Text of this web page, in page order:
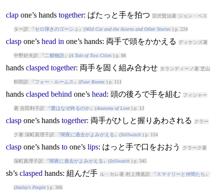
clapone’s hands together: ぱたっと手を拍つ 宮沢賢治著 ジョン・ベス
ター訳 『セロ弾きのゴーシュ 』(Wild Cat and the Acorns and Other Stories) p. 224
claspone’s head in one’s hands: 両手で頭をかかえる ディケンズ著
中野好夫訳 『二都物語』(A Tale of Two Cities) p. 86
hands clasped together: 両手を固く組み合わせ タランティーノ著 芝山
幹郎訳 『フォー・ルームス 』(Four Rooms) p. 111
hands clasped behind one’s head: 頭の後ろで手を組む フィシャー
著 吉田利子訳 『愛はなぜ終るのか』(Anatomy of Love) p. 13
claspone’s hands together: 両手がひしと握りあわされる クラー
ク著 深町真理子訳 『闇夜に過去がよみがえる 』(Stillwatch) p. 154
claspone’s hands toone’s lips: はっと手で口をおおう クラーク著
深町真理子訳 『闇夜に過去がよみがえる 』(Stillwatch) p. 345
sb’s clasped hands: 組んだ手 ル・カレ著 村上博基訳 『スマイリーと仲間たち 』
(Smiley's People) p. 366